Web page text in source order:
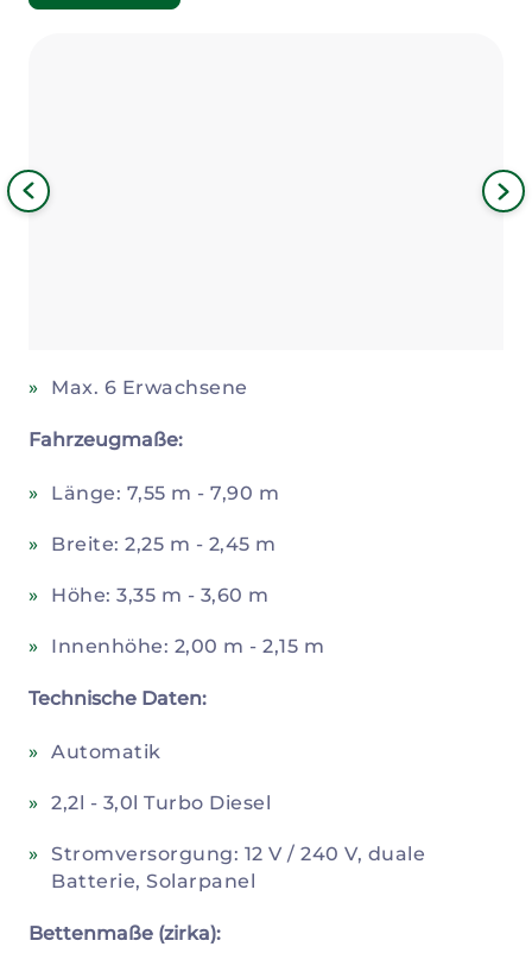
Max. 6 Erwachsene
Fahrzeugmaße:
Länge: 7,55 m - 7,90 m
Breite: 2,25 m - 2,45 m
Höhe: 3,35 m - 3,60 m
Innenhöhe: 2,00 m - 2,15 m
Technische Daten:
Automatik
2,2l - 3,0l Turbo Diesel
Stromversorgung: 12 V / 240 V, duale
Batterie, Solarpanel
Bettenmaße (zirka):